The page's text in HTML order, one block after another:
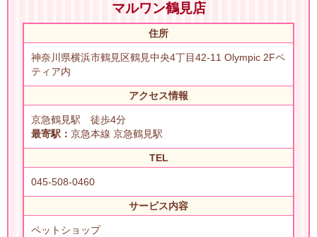
マルワン鶴見店
住所
神奈川県横浜市鶴見区鶴見中央4丁目42-11 Olympic 2Fペ
ティア内
アクセス情報
京急鶴見駅 徒歩4分
最寄駅： 京急本線 京急鶴見駅
TEL
045-508-0460
サービス内容
ペットショップ